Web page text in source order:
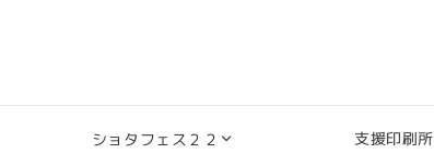
ショタフェス２２ 支援印刷所